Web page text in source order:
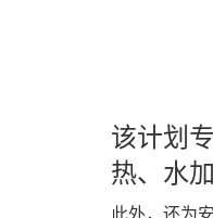
该计划
热、水
此外，还为